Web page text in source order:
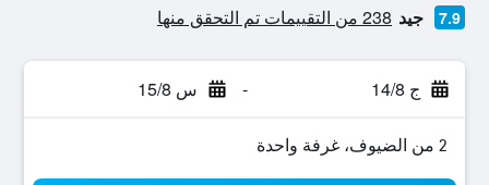
7.9 جيد 238 من التقييمات تم التحقق منها
ج 14/8 - س 15/8
2 من الضيوف، غرفة واحدة